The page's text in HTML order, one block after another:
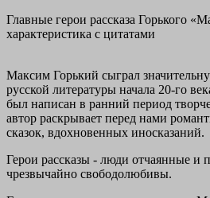
Главные герои рассказа Горького
характеристика с цитатами
Максим Горький сыграл
русской литературы начала 20-го
был написан в ранний период
автор раскрывает перед нами
сказок, вдохновенных иносказаний.
Герои рассказы - люди отчаянные и
чрезвычайно свободолюбивы.